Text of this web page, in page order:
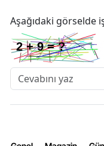
Aşağıdaki görselde